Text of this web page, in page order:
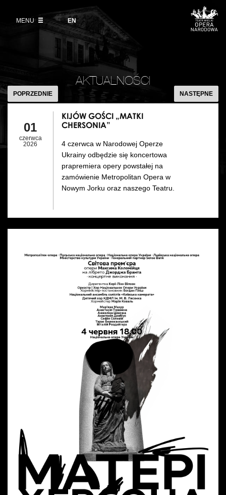
angielski
EN
MENUWystawy 2026/27
Informacje dla widzów
Zwroty biletów
Aktualności
Polski Balet Narodowy
Miejsce
Kulisy
Historia
DZIAŁALNOŚĆ
Galeria Opera
Muzeum Teatralne
Akademia Operowa
Konkurs Moniuszkowski
Organizacja imprez
Wynajem rekwizytów
Fundusze unijne
AKTUALNOŚCI
„MATKI
CHERSONIA”
POPRZEDNIE NASTĘPNE
01
czerwca
2026
KIJÓW GOŚCI „MATKI
CHERSONIA”
4 czerwca w Narodowej Operze
Ukrainy odbędzie się koncertowa
prapremiera opery powstałej na
zamówienie Metropolitan Opera w
Nowym Jorku oraz naszego Teatru.